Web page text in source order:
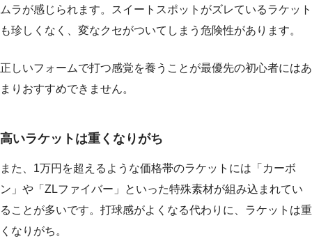
ムラが感じられます。スイートスポットがズレているラケット
も珍しくなく、変なクセがついてしまう危険性があります。
正しいフォームで打つ感覚を養うことが最優先の初心者にはあ
まりおすすめできません。
高いラケットは重くなりがち
また、1万円を超えるような価格帯のラケットには「カーボ
ン」や「ZLファイバー」といった特殊素材が組み込まれてい
ることが多いです。打球感がよくなる代わりに、ラケットは重
くなりがち。